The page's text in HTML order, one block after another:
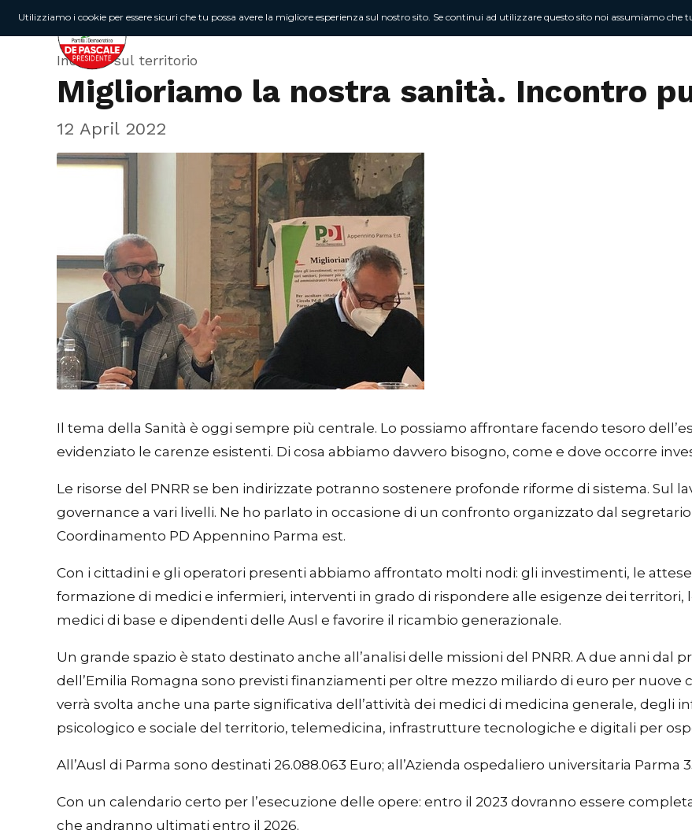
Chi sono
Incontri sul territorio
Miglioriamo la nostra sanità. Incontro
12 April 2022
Il tema della Sanità è oggi sempre più centrale. Lo possiamo affrontare facendo tesoro
evidenziato le carenze esistenti. Di cosa abbiamo davvero bisogno, come e dove occorre
Le risorse del PNRR se ben indirizzate potranno sostenere profonde riforme di sistema. Sul
governance a vari livelli. Ne ho parlato in occasione di un confronto organizzato dal
Coordinamento PD Appennino Parma est.
Con i cittadini e gli operatori presenti abbiamo affrontato molti nodi: gli investimenti, le
formazione di medici e infermieri, interventi in grado di rispondere alle esigenze dei territori,
medici di base e dipendenti delle Ausl e favorire il ricambio generazionale.
Un grande spazio è stato destinato anche all’analisi delle missioni del PNRR. A due anni dal
dell’Emilia Romagna sono previsti finanziamenti per oltre mezzo miliardo di euro per nuove
verrà svolta anche una parte significativa dell’attività dei medici di medicina generale, degli
psicologico e sociale del territorio, telemedicina, infrastrutture tecnologiche e digitali per
All’Ausl di Parma sono destinati 26.088.063 Euro; all’Azienda ospedaliero universitaria Parma
Con un calendario certo per l’esecuzione delle opere: entro il 2023 dovranno essere
che andranno ultimati entro il 2026.
Utilizziamo i cookie per essere sicuri che tu possa avere la migliore esperienza sul nostro sito. Se continui ad utilizzare questo sito noi assumiamo che